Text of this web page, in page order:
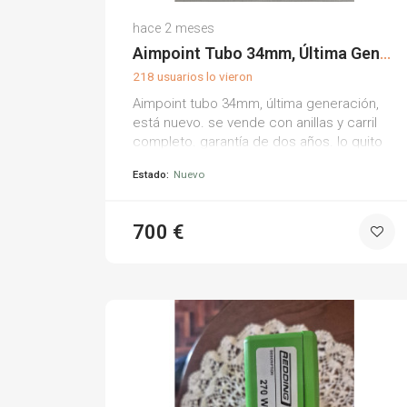
(0)
hace 2 meses
Aimpoint Tubo 34mm, Última Generación
218 usuarios lo vieron
Aimpoint tubo 34mm, última generación,
está nuevo. se vende con anillas y carril
completo. garantía de dos años. lo quito
Estado: Nuevo
700 €